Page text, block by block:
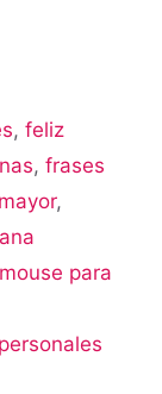
,feliz
, frases
,
para